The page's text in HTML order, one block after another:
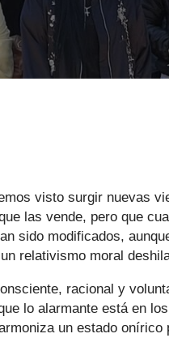
visto surgir nuevas
las vende, pero que
sido modificados,
relativismo moral
racional y
lo alarmante está en
un estado onírico